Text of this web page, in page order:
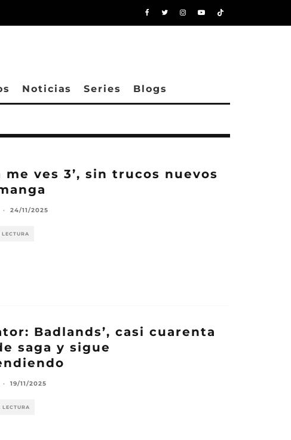
Noticias Series Blogs
me ves 3’, sin trucos nuevos
· 24/11/2025
Badlands’, casi cuarenta
saga y sigue
· 19/11/2025